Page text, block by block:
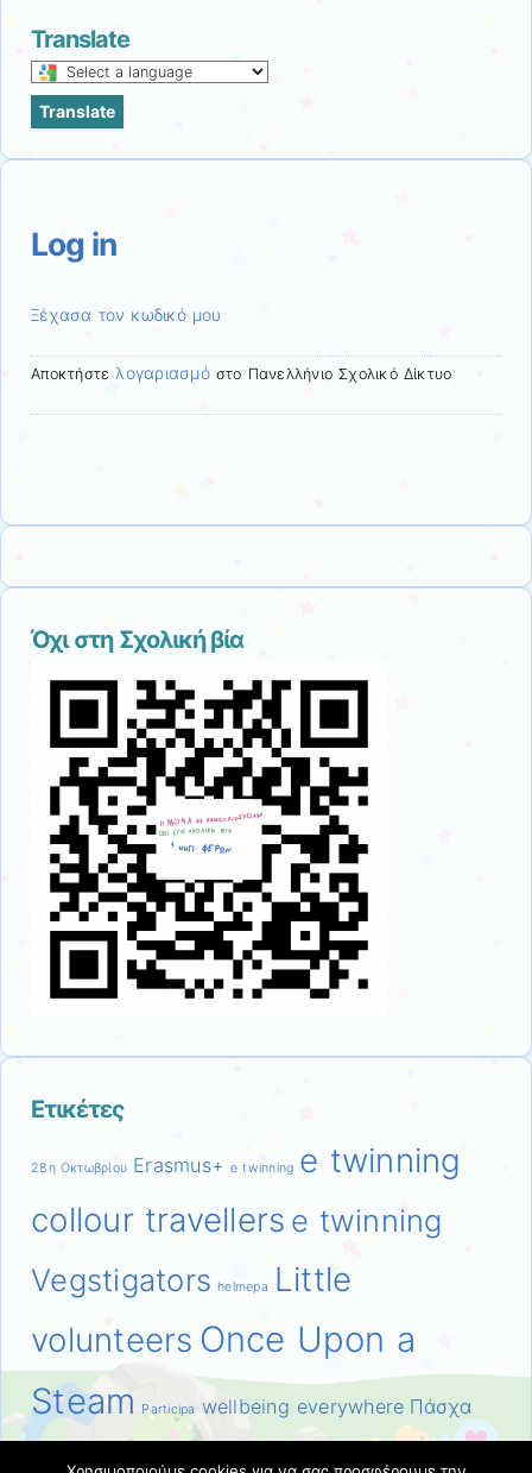
Translate
Select
a
language
page
Translate
Log in
Ξέχασα τον κωδικό μου
Αποκτήστελογαριασμόστο Πανελλήνιο Σχολικό Δίκτυο
Όχι στη Σχολική βία
Ετικέτες
28η Οκτωβρίου Erasmus+ e twinning e twinning
collour travellers e twinning
Vegstigators helmepa
Little
volunteers Once Upon a
Steam
Participa wellbeing everywhere Πάσχα
Σχέδιο Δράσης Τέχνη